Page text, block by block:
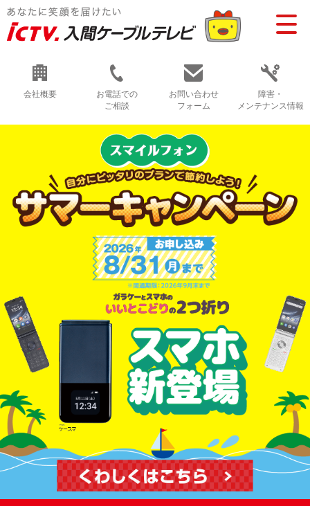
会社概要
お電話での
ご相談
お問い合わせ
フォーム
障害・
メンテナンス情報